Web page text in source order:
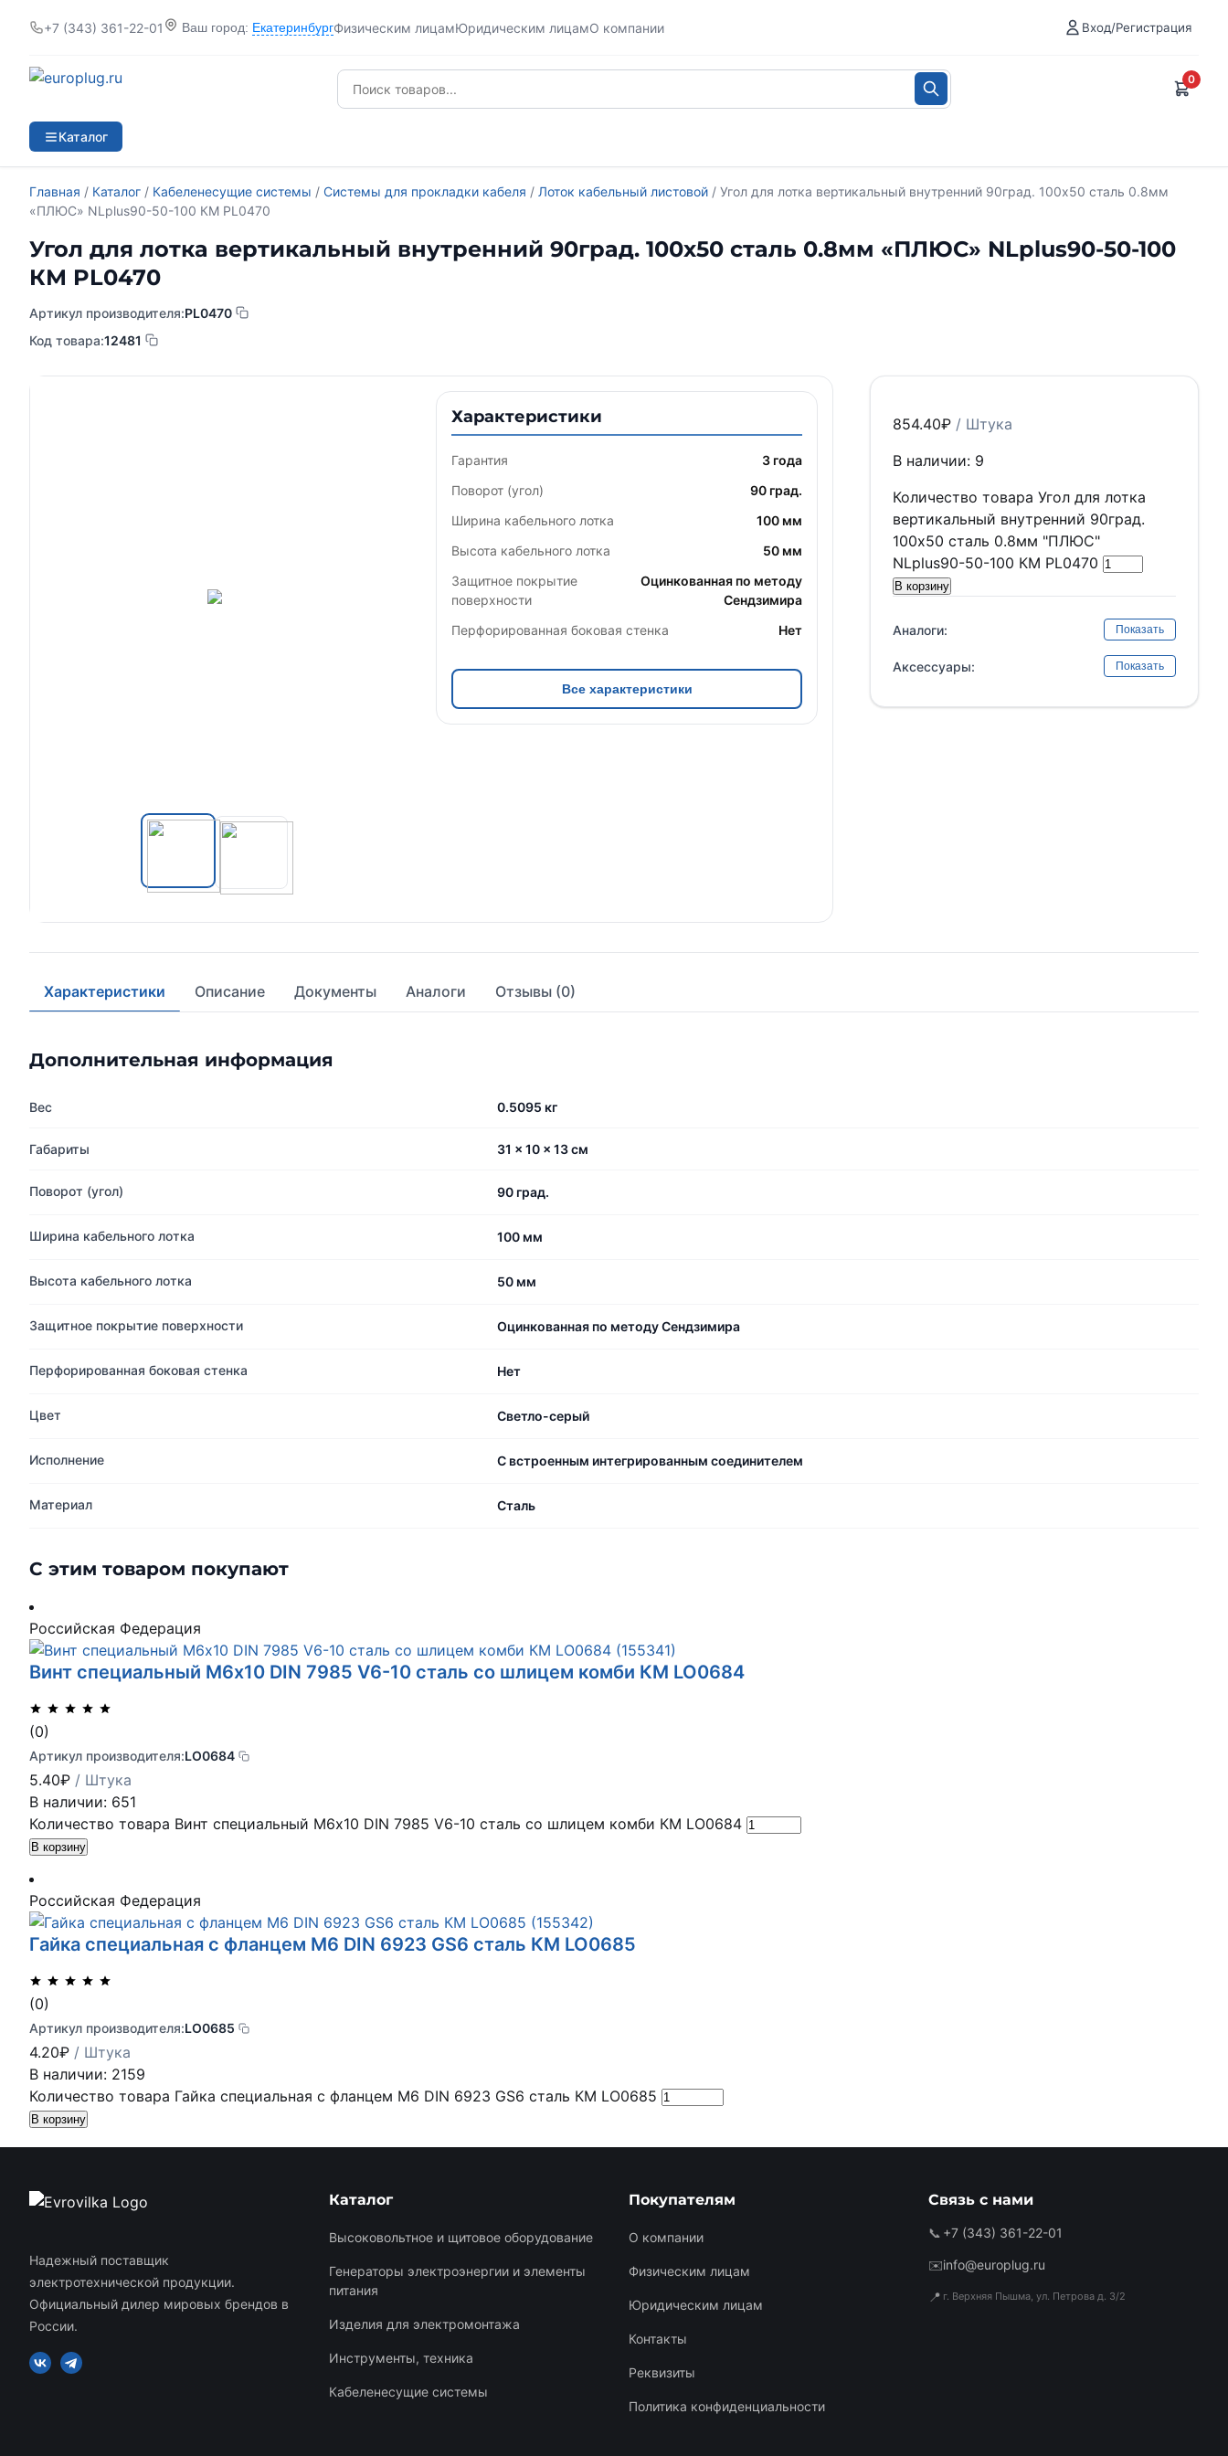
+7 (343) 361-22-01 Ваш город: ЕкатеринбургФизическим лицамЮридическим лицамО компании Вход/Регистрация
0
Каталог
Главная / Каталог / Кабеленесущие системы / Системы для прокладки кабеля / Лоток кабельный листовой / Угол для лотка вертикальный внутренний 90град. 100х50 сталь 0.8мм
«ПЛЮС» NLplus90-50-100 КМ PL0470
Угол для лотка вертикальный внутренний 90град. 100х50 сталь 0.8мм «ПЛЮС» NLplus90-50-100
КМ PL0470
Артикул производителя:PL0470
Код товара:12481
Характеристики
Гарантия
3 года
Поворот (угол)
90 град.
Ширина кабельного лотка
100 мм
Высота кабельного лотка
50 мм
Защитное покрытие
поверхности
Оцинкованная по методу
Сендзимира
Перфорированная боковая стенка
Нет
Все характеристики
854.40₽ / Штука
В наличии: 9
Количество товара Угол для лотка
вертикальный внутренний 90град.
100х50 сталь 0.8мм "ПЛЮС"
NLplus90-50-100 КМ PL0470
В корзину
Аналоги: Показать
Аксессуары: Показать
Характеристики Описание Документы Аналоги Отзывы (0)
Дополнительная информация
Вес 0.5095 кг
Габариты 31 × 10 × 13 см
Поворот (угол) 90 град.
Ширина кабельного лотка 100 мм
Высота кабельного лотка 50 мм
Защитное покрытие поверхности Оцинкованная по методу Сендзимира
Перфорированная боковая стенка Нет
Цвет Светло-серый
Исполнение С встроенным интегрированным соединителем
Материал Сталь
С этим товаром покупают
Российская Федерация
Винт специальный М6х10 DIN 7985 V6-10 сталь со шлицем комби КМ LO0684
(0)
Артикул производителя:LO0684
5.40₽ / Штука
В наличии: 651
Количество товара Винт специальный М6х10 DIN 7985 V6-10 сталь со шлицем комби КМ LO0684
В корзину
Российская Федерация
Гайка специальная с фланцем М6 DIN 6923 GS6 сталь КМ LO0685
(0)
Артикул производителя:LO0685
4.20₽ / Штука
В наличии: 2159
Количество товара Гайка специальная с фланцем М6 DIN 6923 GS6 сталь КМ LO0685
В корзину
Надежный поставщик
электротехнической продукции.
Официальный дилер мировых брендов в
России.
Каталог
Высоковольтное и щитовое оборудование
Генераторы электроэнергии и элементы
питания
Изделия для электромонтажа
Инструменты, техника
Кабеленесущие системы
Покупателям
О компании
Физическим лицам
Юридическим лицам
Контакты
Реквизиты
Политика конфиденциальности
Связь с нами
📞 +7 (343) 361-22-01
✉️info@europlug.ru
📍 г. Верхняя Пышма, ул. Петрова д. 3/2